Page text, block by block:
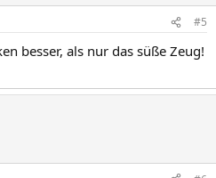
#5
besser, als nur das süße Zeug!